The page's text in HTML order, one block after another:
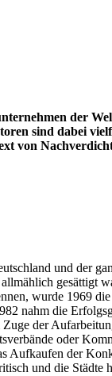
der
sind dabei
von
und der
gesättigt
wurde 1969
nahm die
der
oder
der
und die